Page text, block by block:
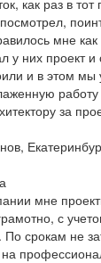
как раз в
мне как
у них проект
и в этом
за
мне
с
срокам не